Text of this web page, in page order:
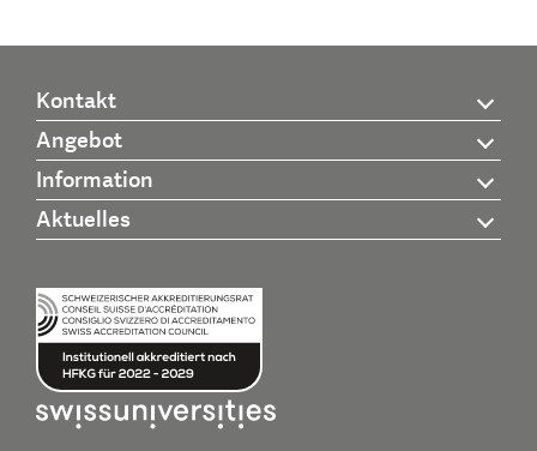
Kontakt
Angebot
Information
Aktuelles